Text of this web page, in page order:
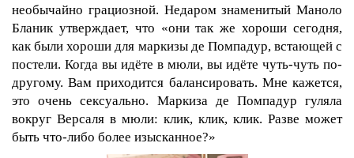
необычайно грациозной. Недаром знаменитый Маноло
Бланик утверждает, что «они так же хороши сегодня,
как были хороши для маркизы де Помпадур, встающей с
постели. Когда вы идёте в мюли, вы идёте чуть-чуть по-
другому. Вам приходится балансировать. Мне кажется,
это очень сексуально. Маркиза де Помпадур гуляла
вокруг Версаля в мюли: клик, клик, клик. Разве может
быть что-либо более изысканное?»